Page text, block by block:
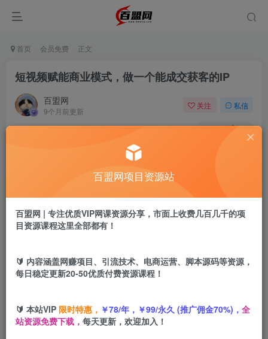
首页 会员免费 正文
短视频赋能商业模式，做一个能成交获客的IP
百盟网
9个月前更新
关注 私信
293 11
短视频赋能商业模式，做一个能成交获客的IP
此内容为付费阅读，请付费后查看
9.9
年卡会员免费
您当前未登录！建议登陆后购买，可保存购买订单
短视频赋能商业模式 ，做一个能成交获客的IP
百盟网项目资源站
百盟网 | 专注优质VIP网课资源分享，市面上收费几百几千的项
目资源课程这里全部都有！
🔰 内容涵盖网赚项目、引流技术、电商运营、脚本源码等资源，
每日稳定更新20-50优质付费资源课程！
🔰 本站VIP 限时特惠， ￥78/年，￥99/永久 (推广佣金70%)， 全
站资源免费下载， 每天更新，欢迎加入！